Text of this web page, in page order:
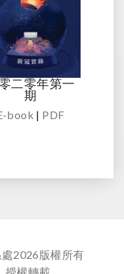
二零年第一
期
book | PDF
2026版權所有